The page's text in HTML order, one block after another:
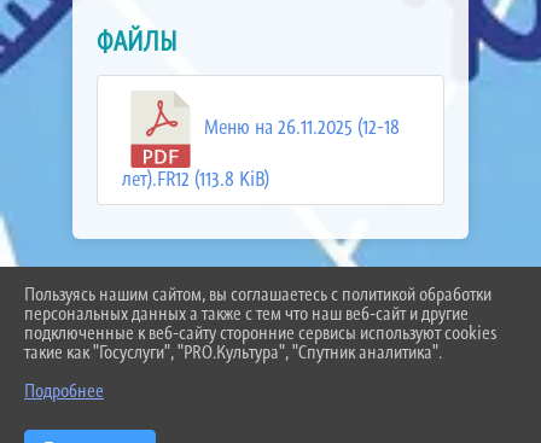
ФАЙЛЫ
Меню на 26.11.2025 (12-18
лет).FR12 (113.8 KiB)
2026 Г. BEL-SCHOOL3.RU
ВХОД
КАРТА САЙТА
СДЕЛАНО НА KUBCMS
Пользуясь нашим сайтом, вы соглашаетесь с политикой обработки
персональных данных а также с тем что наш веб-сайт и другие
подключенные к веб-сайту сторонние сервисы используют cookies
такие как "Госуслуги", "PRO.Культура", "Спутник аналитика".
Подробнее